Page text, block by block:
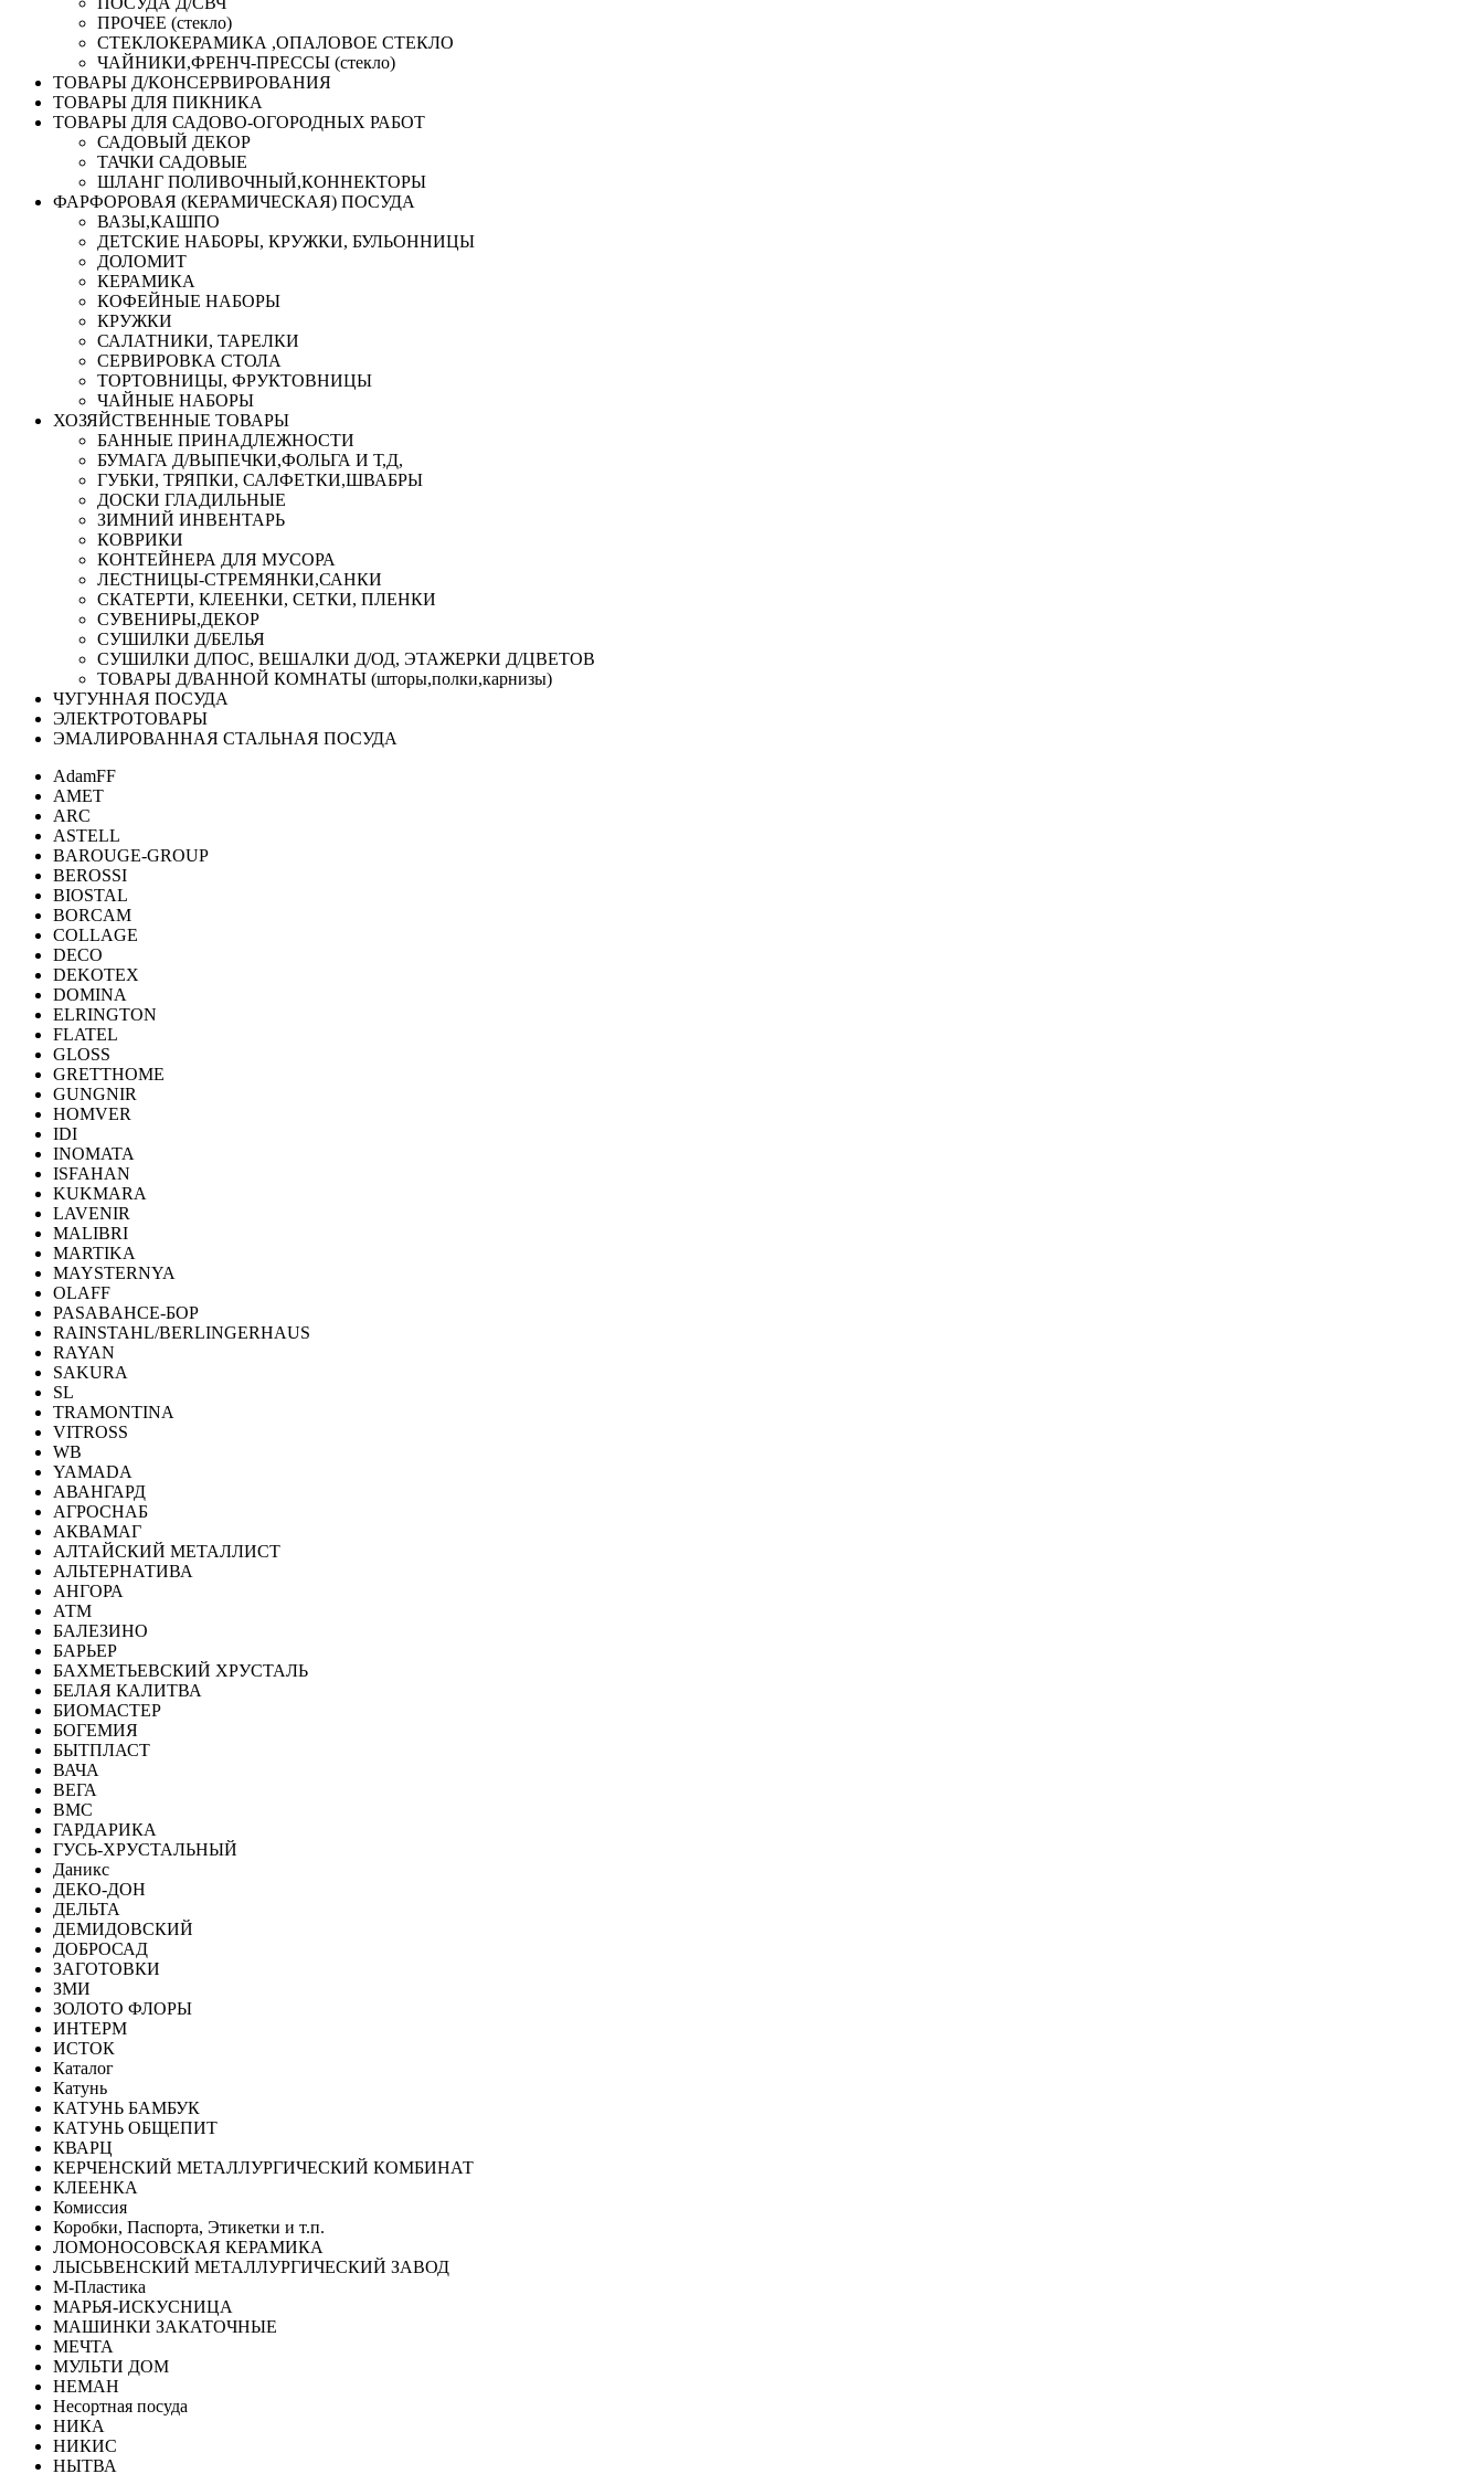
ПРОЧЕЕ (стекло)
СТЕКЛОКЕРАМИКА ,ОПАЛОВОЕ СТЕКЛО
ЧАЙНИКИ,ФРЕНЧ-ПРЕССЫ (стекло)
ТОВАРЫ Д/КОНСЕРВИРОВАНИЯ
ТОВАРЫ ДЛЯ ПИКНИКА
ТОВАРЫ ДЛЯ САДОВО-ОГОРОДНЫХ РАБОТ
САДОВЫЙ ДЕКОР
ТАЧКИ САДОВЫЕ
ШЛАНГ ПОЛИВОЧНЫЙ,КОННЕКТОРЫ
ФАРФОРОВАЯ (КЕРАМИЧЕСКАЯ) ПОСУДА
ВАЗЫ,КАШПО
ДЕТСКИЕ НАБОРЫ, КРУЖКИ, БУЛЬОННИЦЫ
ДОЛОМИТ
КЕРАМИКА
КОФЕЙНЫЕ НАБОРЫ
КРУЖКИ
САЛАТНИКИ, ТАРЕЛКИ
СЕРВИРОВКА СТОЛА
ТОРТОВНИЦЫ, ФРУКТОВНИЦЫ
ЧАЙНЫЕ НАБОРЫ
ХОЗЯЙСТВЕННЫЕ ТОВАРЫ
БАННЫЕ ПРИНАДЛЕЖНОСТИ
БУМАГА Д/ВЫПЕЧКИ,ФОЛЬГА И Т,Д,
ГУБКИ, ТРЯПКИ, САЛФЕТКИ,ШВАБРЫ
ДОСКИ ГЛАДИЛЬНЫЕ
ЗИМНИЙ ИНВЕНТАРЬ
КОВРИКИ
КОНТЕЙНЕРА ДЛЯ МУСОРА
ЛЕСТНИЦЫ-СТРЕМЯНКИ,САНКИ
СКАТЕРТИ, КЛЕЕНКИ, СЕТКИ, ПЛЕНКИ
СУВЕНИРЫ,ДЕКОР
СУШИЛКИ Д/БЕЛЬЯ
СУШИЛКИ Д/ПОС, ВЕШАЛКИ Д/ОД, ЭТАЖЕРКИ Д/ЦВЕТОВ
ТОВАРЫ Д/ВАННОЙ КОМНАТЫ (шторы,полки,карнизы)
ЧУГУННАЯ ПОСУДА
ЭЛЕКТРОТОВАРЫ
ЭМАЛИРОВАННАЯ СТАЛЬНАЯ ПОСУДА
AdamFF
AMET
ARC
ASTELL
BAROUGE-GROUP
BEROSSI
BIOSTAL
BORCAM
COLLAGE
DECO
DEKOTEX
DOMINA
ELRINGTON
FLATEL
GLOSS
GRETTHOME
GUNGNIR
HOMVER
IDI
INOMATA
ISFAHAN
KUKMARA
LAVENIR
MALIBRI
MARTIKA
MAYSTERNYA
OLAFF
PASABAHCE-БОР
RAINSTAHL/BERLINGERHAUS
RAYAN
SAKURA
SL
TRAMONTINA
VITROSS
WB
YAMADA
АВАНГАРД
АГРОСНАБ
АКВАМАГ
АЛТАЙСКИЙ МЕТАЛЛИСТ
АЛЬТЕРНАТИВА
АНГОРА
АТМ
БАЛЕЗИНО
БАРЬЕР
БАХМЕТЬЕВСКИЙ ХРУСТАЛЬ
БЕЛАЯ КАЛИТВА
БИОМАСТЕР
БОГЕМИЯ
БЫТПЛАСТ
ВАЧА
ВЕГА
ВМС
ГАРДАРИКА
ГУСЬ-ХРУСТАЛЬНЫЙ
Даникс
ДЕКО-ДОН
ДЕЛЬТА
ДЕМИДОВСКИЙ
ДОБРОСАД
ЗАГОТОВКИ
ЗМИ
ЗОЛОТО ФЛОРЫ
ИНТЕРМ
ИСТОК
Каталог
Катунь
КАТУНЬ БАМБУК
КАТУНЬ ОБЩЕПИТ
КВАРЦ
КЕРЧЕНСКИЙ МЕТАЛЛУРГИЧЕСКИЙ КОМБИНАТ
КЛЕЕНКА
Комиссия
Коробки, Паспорта, Этикетки и т.п.
ЛОМОНОСОВСКАЯ КЕРАМИКА
ЛЫСЬВЕНСКИЙ МЕТАЛЛУРГИЧЕСКИЙ ЗАВОД
М-Пластика
МАРЬЯ-ИСКУСНИЦА
МАШИНКИ ЗАКАТОЧНЫЕ
МЕЧТА
МУЛЬТИ ДОМ
НЕМАН
Несортная посуда
НИКА
НИКИС
НЫТВА